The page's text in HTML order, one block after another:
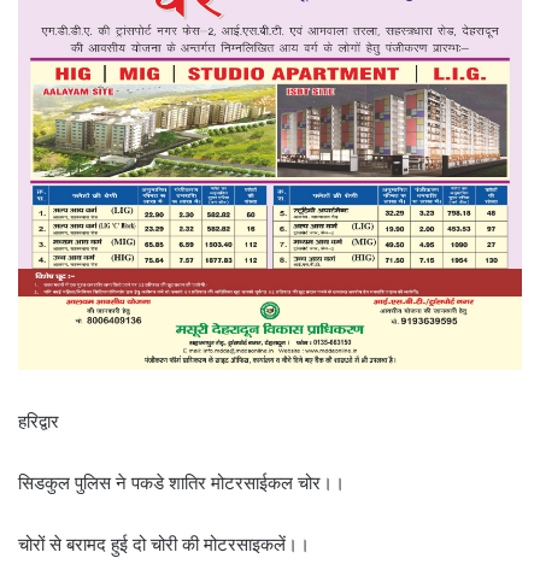
हरिद्वार
सिडकुल पुलिस ने पकडे शातिर मोटरसाईकल चोर।।
चोरों से बरामद हुई दो चोरी की मोटरसाइकलें।।